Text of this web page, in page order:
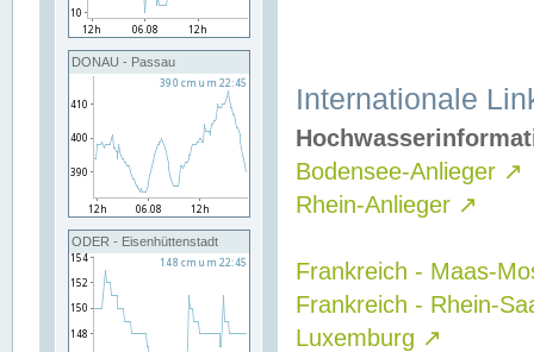
DONAU - Passau
ODER - Eisenhüttenstadt
Internationale
Bodensee-Anlieger ↗
Rhein-Anlieger ↗
Frankreich - Maas-
Frankreich - Rhein-
Luxemburg ↗